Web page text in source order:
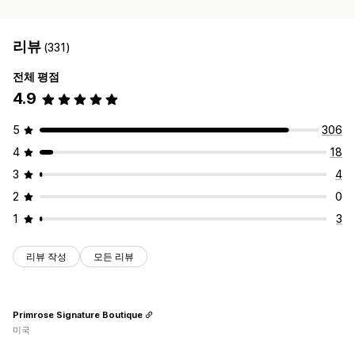
리뷰 (331)
전체 평점
4.9
5
306
4
18
3
4
2
0
1
3
리뷰 작성 모든 리뷰
Primrose Signature Boutique
미국